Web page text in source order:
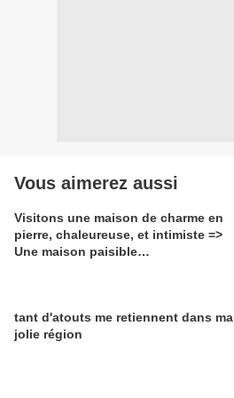
Vous aimerez aussi
Visitons une maison de charme en
pierre, chaleureuse, et intimiste =>
Une maison paisible…
tant d'atouts me retiennent dans ma
jolie région